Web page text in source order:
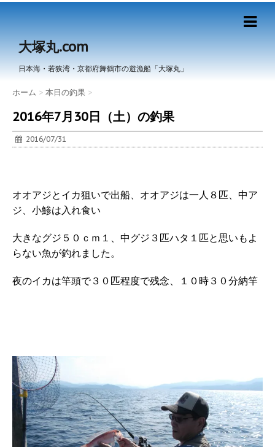
大塚丸.com
日本海・若狭湾・京都府舞鶴市の遊漁船「大塚丸」
ホーム > 本日の釣果 >
2016年7月30日（土）の釣果
2016/07/31
オオアジとイカ狙いで出船、オオアジは一人８匹、中ア
ジ、小鯵は入れ食い
大きなグジ５０ｃｍ１、中グジ３匹ハタ１匹と思いもよ
らない魚が釣れました。
夜のイカは竿頭で３０匹程度で残念、１０時３０分納竿